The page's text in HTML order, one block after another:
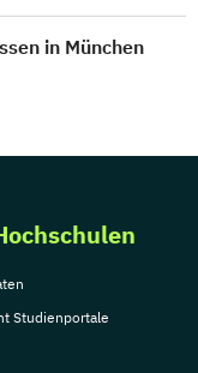
in München
Studienportale